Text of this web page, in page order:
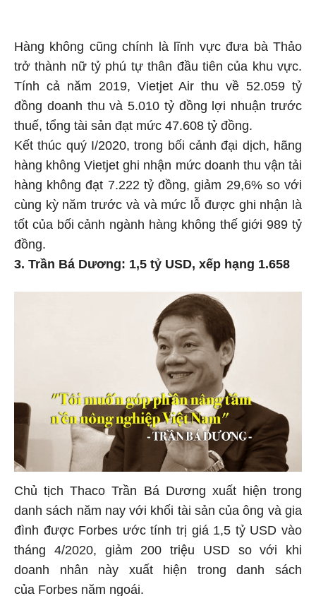
Hàng không cũng chính là lĩnh vực đưa bà Thảo
trở thành nữ tỷ phú tự thân đầu tiên của khu vực.
Tính cả năm 2019, Vietjet Air thu về 52.059 tỷ
đồng doanh thu và 5.010 tỷ đồng lợi nhuận trước
thuế, tổng tài sản đạt mức 47.608 tỷ đồng.
Kết thúc quý I/2020, trong bối cảnh đại dịch, hãng
hàng không Vietjet ghi nhận mức doanh thu vận tải
hàng không đạt 7.222 tỷ đồng, giảm 29,6% so với
cùng kỳ năm trước và và mức lỗ được ghi nhận là
tốt của bối cảnh ngành hàng không thế giới 989 tỷ
đồng.
3. Trần Bá Dương: 1,5 tỷ USD, xếp hạng 1.658
Chủ tịch Thaco Trần Bá Dương xuất hiện trong
danh sách năm nay với khối tài sản của ông và gia
đình được Forbes ước tính trị giá 1,5 tỷ USD vào
tháng 4/2020, giảm 200 triệu USD so với khi
doanh nhân này xuất hiện trong danh sách
của Forbes năm ngoái.